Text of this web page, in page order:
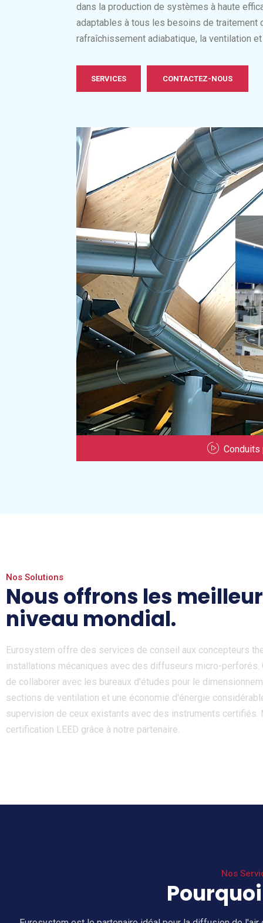
dans la production de systèmes à haute
adaptables à tous les besoins de traitement
rafraîchissement adiabatique, la ventilation
SERVICES CONTACTEZ-NOUS
Nos Solutions
Nous offrons les
niveau mondial.
Eurosystem offre des services de conseil aux concepteurs
installations mécaniques avec des diffuseurs micro-
de collaborer avec les bureaux d'études pour le
sections de ventilation et une économie d'énergie
supervision de ceux existants avec des instruments
certification LEED grâce à notre partenaire.
Nos